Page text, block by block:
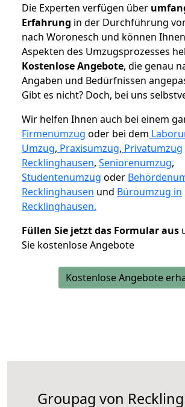
Die Experten verfügen über
Erfahrung in der Durchführung
nach Woronesch und können
Aspekten des Umzugsprozesses
Kostenlose Angebote, die genau
Angaben und Bedürfnissen
Gibt es nicht? Doch, bei uns
Wir helfen Ihnen auch bei einem
Firmenumzug oder bei dem
Umzug, Praxisumzug, Privatumzug
Recklinghausen, Seniorenumzug,
Studentenumzug oder
Recklinghausen und Büroumzug in
Recklinghausen.
Füllen Sie jetzt das Formular aus
Sie kostenlose Angebote
Kostenlose Angebote
Groupag von